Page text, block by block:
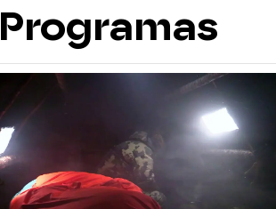
Programas